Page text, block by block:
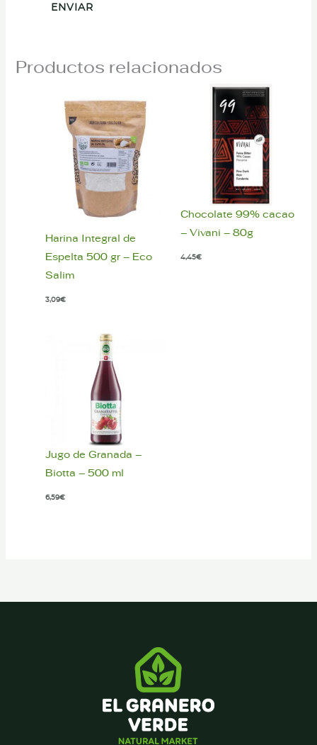
Productos relacionados
Harina Integral de
Espelta 500 gr – Eco
Salim
3,09€
Chocolate 99% cacao
– Vivani – 80g
4,45€
Jugo de Granada –
Biotta – 500 ml
6,59€